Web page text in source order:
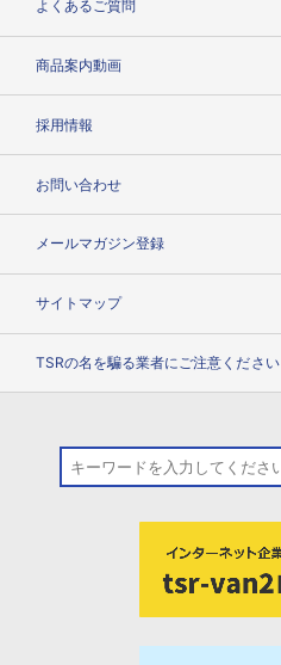
よくあるご質問
商品案内動画
採用情報
お問い合わせ
メールマガジン登録
サイトマップ
TSRの名を騙る業者にご注意ください